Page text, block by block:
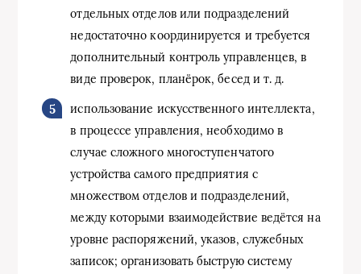
отдельных отделов или подразделений
недостаточно координируется и требуется
дополнительный контроль управленцев, в
виде проверок, планёрок, бесед и т. д.
использование искусственного интеллекта,
в процессе управления, необходимо в
случае сложного многоступенчатого
устройства самого предприятия с
множеством отделов и подразделений,
между которыми взаимодействие ведётся на
уровне распоряжений, указов, служебных
записок; организовать быструю систему